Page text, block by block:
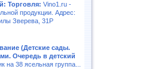
Торговля: Vino1.ru -
продукции. Адрес:
Зверева, 31Р
(Детские сады.
Очередь в детский
на 38 ясельная группа...